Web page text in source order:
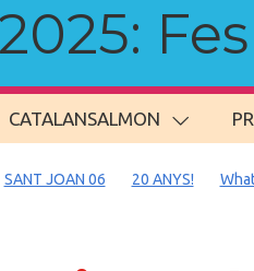
CATALANSALMON
SANT JOAN 06 20 ANYS!